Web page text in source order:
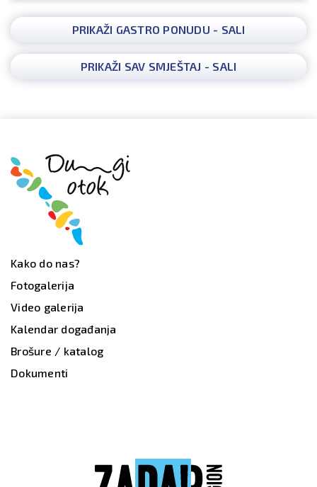
PRIKAŽI GASTRO PONUDU - SALI
PRIKAŽI SAV SMJEŠTAJ - SALI
Kako do nas?
Fotogalerija
Video galerija
Kalendar događanja
Brošure / katalog
Dokumenti